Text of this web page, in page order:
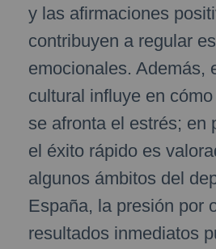
y las afirmaciones
contribuyen a regular
emocionales. Además,
cultural influye en
se afronta el estrés; en
el éxito rápido es
algunos ámbitos del
España, la presión por
resultados inmediatos